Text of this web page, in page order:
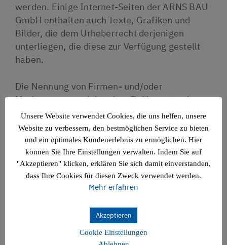
werden. Einige Internet-Seiten der ARNS BAU
GmbH enthalten auch Texte, Grafiken und
Bilder, die dem Urheberrecht derjenigen
unterliegen, die diese zur Verfügung gestellt
haben.
Die Nennung von Firmen- und/oder
Markennamen erfolgt ohne Prüfung etwaiger
Rechte Dritter. Aus einem fehlenden
Markenschutz- oder Copyright-Hinweis kann
insbesondere nicht der Schluss gezogen
werden, dass diese Namen und/oder
Bezeichnungen frei von Rechten Dritter sind.
Diese Website wurde mit größtmöglicher
Unsere Website verwendet Cookies, die uns helfen, unsere
Website zu verbessern, den bestmöglichen Service zu bieten
und ein optimales Kundenerlebnis zu ermöglichen. Hier
können Sie Ihre Einstellungen verwalten. Indem Sie auf
"Akzeptieren" klicken, erklären Sie sich damit einverstanden,
dass Ihre Cookies für diesen Zweck verwendet werden.
Mehr erfahren
Akzeptieren
Cookie Einstellungen